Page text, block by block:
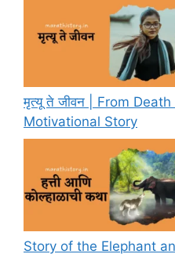
मृत्यू ते जीवन | From
Motivational Story
Story of the Elephant